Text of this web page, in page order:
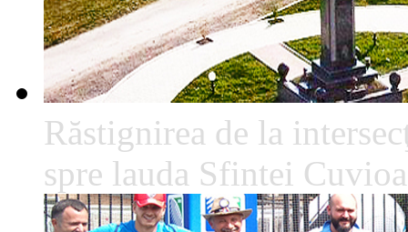
Răstignirea de la
spre lauda Sfintei